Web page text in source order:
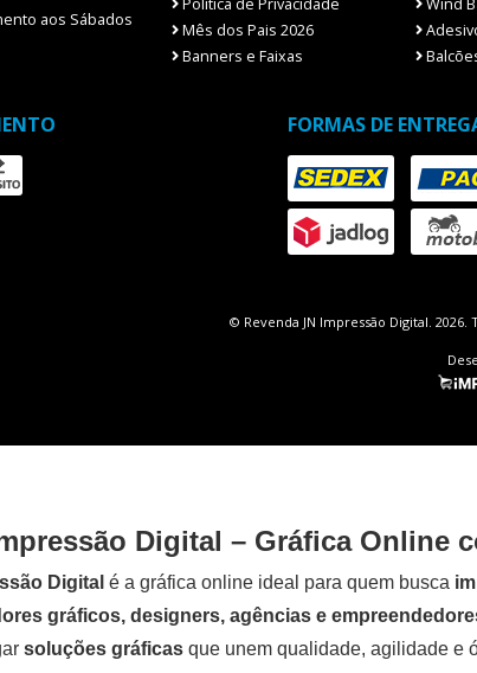
aos Sábados
Mês dos Pais 2026
Banners e Faixas
FORMAS DE
© Revenda JN Impressão Digital. 2026.
Digital – Gráfica Online
Digital é a gráfica online ideal para quem busca
gráficos, designers, agências e
soluções gráficas que unem qualidade, agilidade e